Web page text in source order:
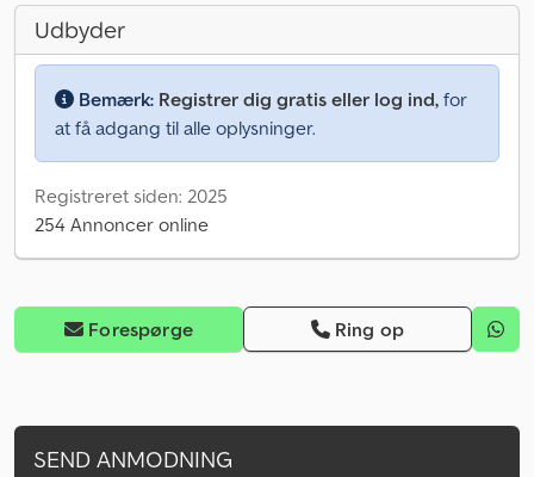
Udbyder
Bemærk: Registrer dig gratis eller log ind, for
at få adgang til alle oplysninger.
Registreret siden: 2025
254 Annoncer online
Forespørge Ring op
SEND ANMODNING